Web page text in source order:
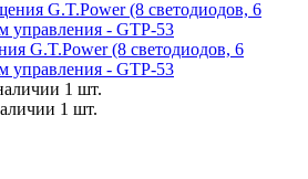
G.T.Power (8 светодиодов, 6
управления - GTP-53
1 шт.
1 шт.